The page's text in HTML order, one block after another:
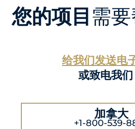
您的项目需
给我们发送电
或致电我们
加拿大
+1-800-539-